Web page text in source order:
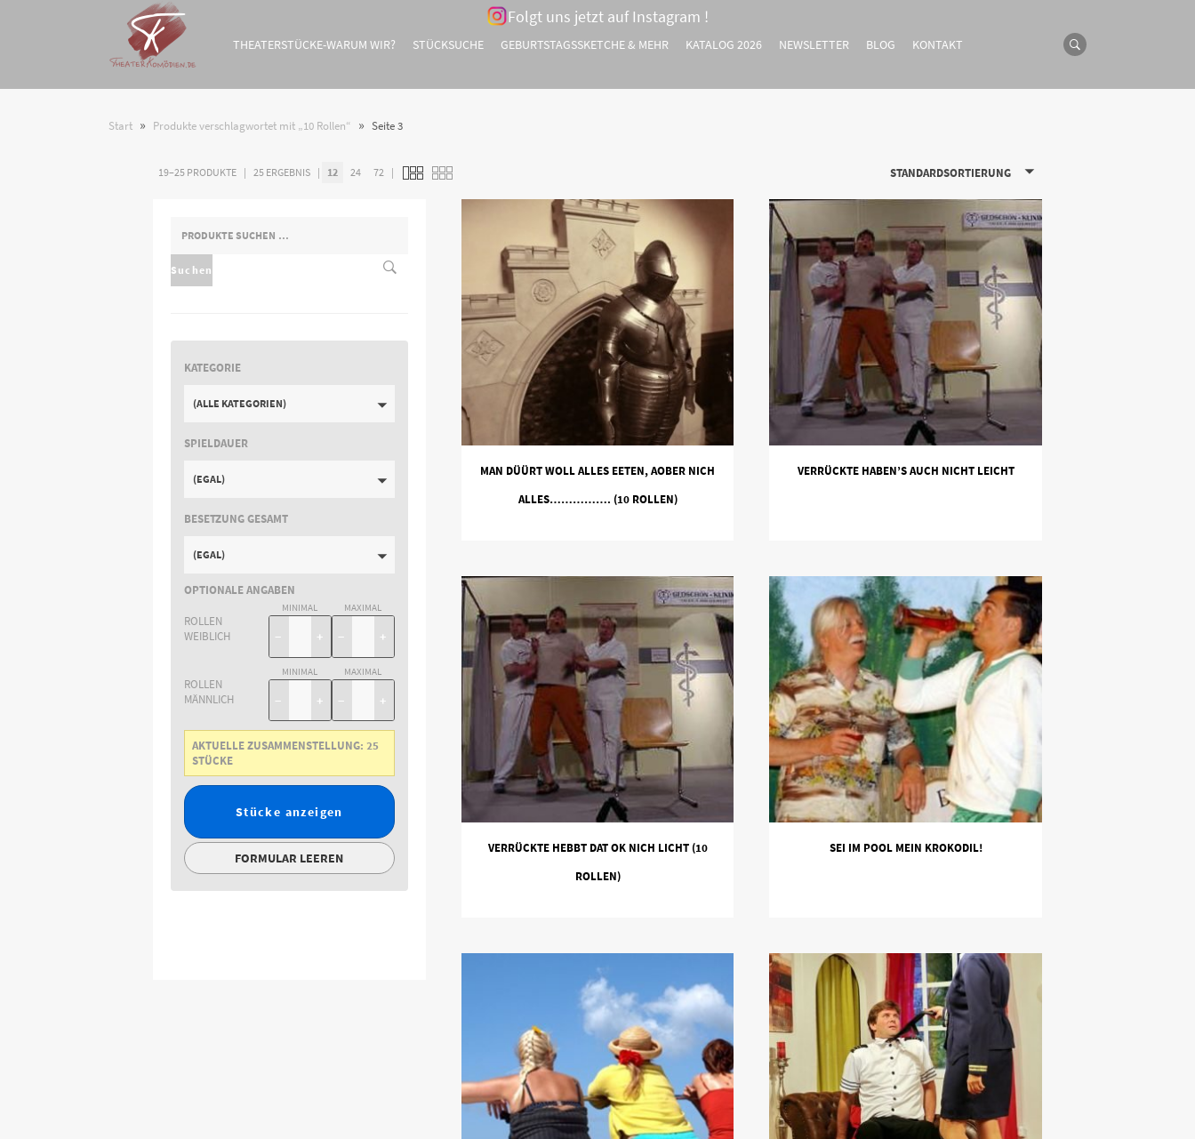
Folgt uns jetzt auf Instagram !
THEATERSTÜCKE-WARUM WIR? STÜCKSUCHE GEBURTSTAGSSKETCHE & MEHR KATALOG 2026 NEWSLETTER BLOG KONTAKT
Start » Produkte verschlagwortet mit „10 Rollen“ » Seite 3
19–25 PRODUKTE 25 ERGEBNIS 12 24 72 STANDARDSORTIERUNG
MAN DÜÜRT WOLL ALLES EETEN, AOBER NICH
ALLES……………. (10 ROLLEN)
VERRÜCKTE HABEN’S AUCH NICHT LEICHT
VERRÜCKTE HEBBT DAT OK NICH LICHT (10
ROLLEN)
SEI IM POOL MEIN KROKODIL!
SUCHEN
NACH:
Suchen
KATEGORIE
(ALLE KATEGORIEN)
SPIELDAUER
(EGAL)
BESETZUNG GESAMT
(EGAL)
OPTIONALE ANGABEN
ROLLEN
WEIBLICH
MINIMAL
− +
MAXIMAL
− +
ROLLEN
MÄNNLICH
MINIMAL
− +
MAXIMAL
− +
AKTUELLE ZUSAMMENSTELLUNG: 25
STÜCKE
Stücke anzeigen
FORMULAR LEEREN